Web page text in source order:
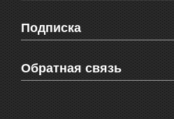
Мировые новости
Объявления
Здоровье
СМС мнения читателей
Видео о Феодосии
Веб-камеры Феодосии
Блоги феодосийцев
Школы Феодосии
Подписка
Печатная версия газеты "Кафа"
RSS
Обратная связь
Рекламодателям
Контактная информация